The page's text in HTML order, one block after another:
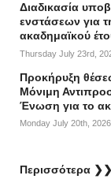
Διαδικασία
ενστάσεων για
ακαδημαϊκού
Thursday July 23rd,
Προκήρυξη
Μόνιμη
Ένωση για το
Monday July 20th, 2026
Περισσότερα ❯❯